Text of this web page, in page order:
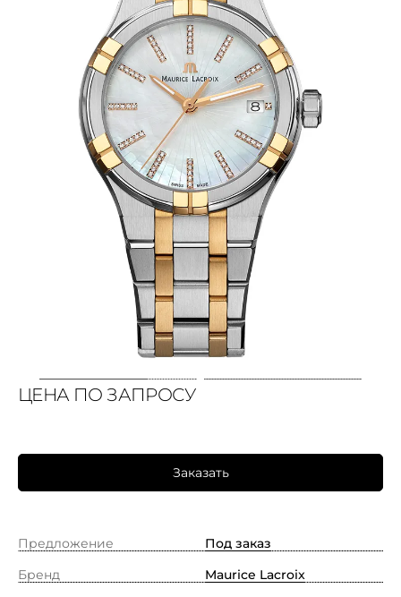
ЦЕНА ПО ЗАПРОСУ
Заказать
Предложение
Под заказ
Бренд
Maurice Lacroix